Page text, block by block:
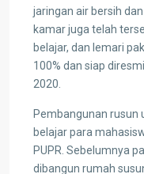
jaringan air bersih dan
kamar juga telah
belajar, dan lemari
100% dan siap
2020.
Pembangunan rusun
belajar para
PUPR. Sebelumnya
dibangun rumah